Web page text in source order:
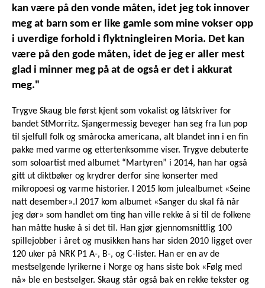
kan være på den vonde måten, idet jeg tok innover
meg at barn som er like gamle som mine vokser opp
i uverdige forhold i flyktningleiren Moria. Det kan
være på den gode måten, idet de jeg er aller mest
glad i minner meg på at de også er det i akkurat
meg."
Trygve Skaug ble først kjent som vokalist og låtskriver for
bandet StMorritz. Sjangermessig beveger han seg fra lun pop
til sjelfull folk og smårocka americana, alt blandet inn i en fin
pakke med varme og ettertenksomme viser. Trygve debuterte
som soloartist med albumet “Martyren” i 2014, han har også
gitt ut diktbøker og krydrer derfor sine konserter med
mikropoesi og varme historier. I 2015 kom julealbumet «Seine
natt desember».I 2017 kom albumet «Sanger du skal få når
jeg dør» som handlet om ting han ville rekke å si til de folkene
han måtte huske å si det til. Han gjør gjennomsnittlig 100
spillejobber i året og musikken hans har siden 2010 ligget over
120 uker på NRK P1 A-, B-, og C-lister. Han er en av de
mestselgende lyrikerne i Norge og hans siste bok «Følg med
nå» ble en bestselger. Skaug står også bak en rekke tekster og